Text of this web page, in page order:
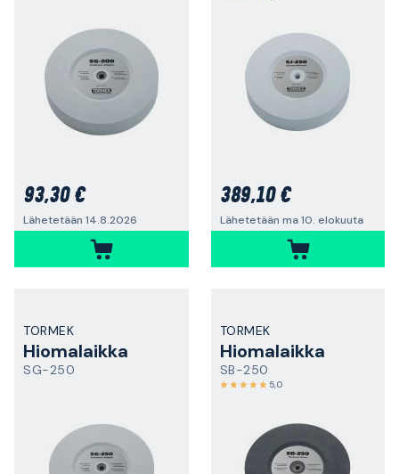
93,30 €
Lähetetään 14.8.2026
389,10 €
Lähetetään ma 10. elokuuta
TORMEK
Hiomalaikka
SG-250
TORMEK
Hiomalaikka
SB-250
5,0